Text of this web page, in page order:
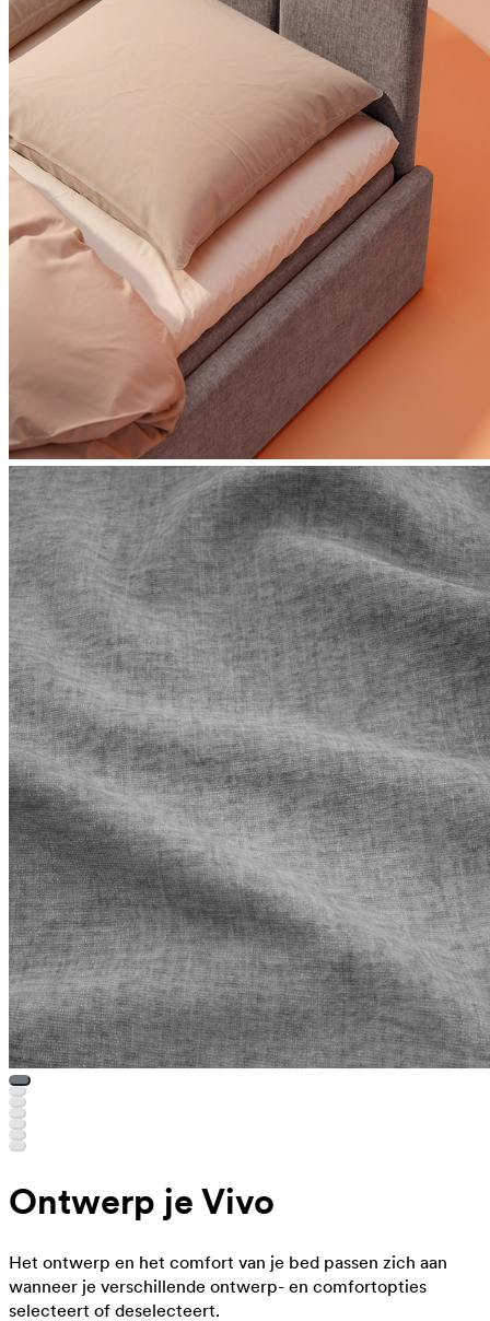
Ontwerp je Vivo
Het ontwerp en het comfort van je bed passen zich aan
wanneer je verschillende ontwerp- en comfortopties
selecteert of deselecteert.